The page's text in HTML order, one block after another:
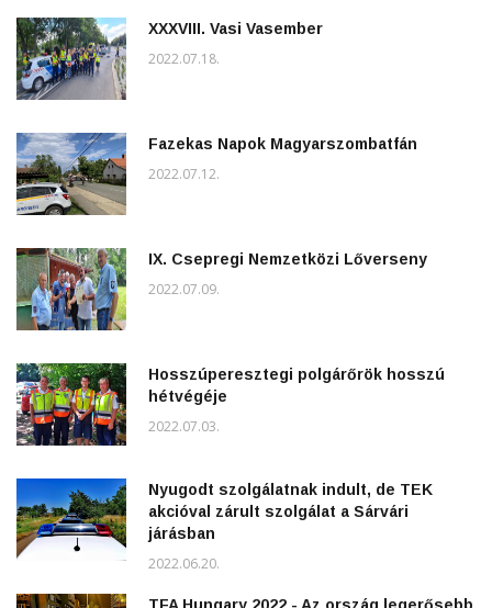
XXXVIII. Vasi Vasember
2022.07.18.
Fazekas Napok Magyarszombatfán
2022.07.12.
IX. Csepregi Nemzetközi Lőverseny
2022.07.09.
Hosszúperesztegi polgárőrök hosszú
hétvégéje
2022.07.03.
Nyugodt szolgálatnak indult, de TEK
akcióval zárult szolgálat a Sárvári
járásban
2022.06.20.